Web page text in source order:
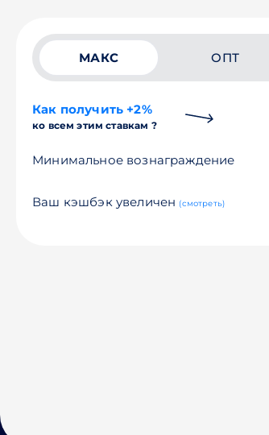
МАКС ОПТ
Как получить +2%
ко всем этим ставкам ?
Минимальное вознаграждение
Ваш кэшбэк увеличен (смотреть)